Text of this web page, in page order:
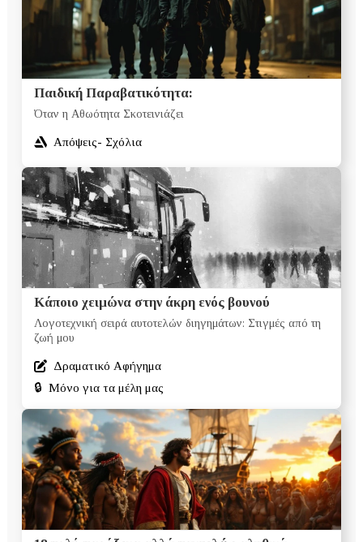
Παιδική Παραβατικότητα:
Όταν η Αθωότητα Σκοτεινιάζει
Απόψεις- Σχόλια
Κάποιο χειμώνα στην άκρη ενός βουνού
Λογοτεχνική σειρά αυτοτελών διηγημάτων: Στιγμές από τη
ζωή μου
Δραματικό Αφήγημα
🔒 Μόνο για τα μέλη μας